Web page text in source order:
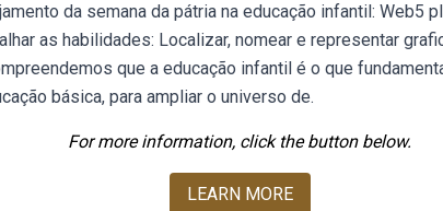
da semana da pátria na educação infantil: Web5
as habilidades: Localizar, nomear e representar
que a educação infantil é o que
básica, para ampliar o universo de.
For more information, click the button below.
LEARN MORE